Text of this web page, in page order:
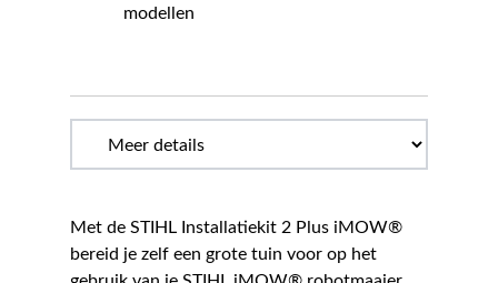
modellen
Met de STIHL Installatiekit 2 Plus iMOW®
bereid je zelf een grote tuin voor op het